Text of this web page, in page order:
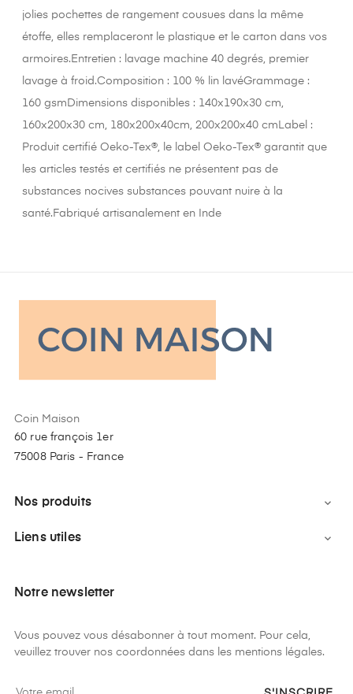
jolies pochettes de rangement cousues dans la même
étoffe, elles remplaceront le plastique et le carton dans vos
armoires.Entretien : lavage machine 40 degrés, premier
lavage à froid.Composition : 100 % lin lavéGrammage :
160 gsmDimensions disponibles : 140x190x30 cm,
160x200x30 cm, 180x200x40cm, 200x200x40 cmLabel :
Produit certifié Oeko-Tex®, le label Oeko-Tex® garantit que
les articles testés et certifiés ne présentent pas de
substances nocives substances pouvant nuire à la
santé.Fabriqué artisanalement en Inde
Coin Maison
60 rue françois 1er
75008 Paris - France
Nos produits 
Liens utiles 
Notre newsletter
Vous pouvez vous désabonner à tout moment. Pour cela,
veuillez trouver nos coordonnées dans les mentions légales.